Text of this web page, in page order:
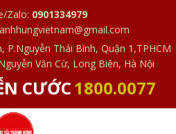
Zalo: 0901334979
P.Nguyễn Thái Bình, Quận 1,TPHCM
Văn Cừ, Long Biên, Hà Nội
CƯỚC1800.0077